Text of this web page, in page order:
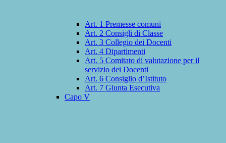
Art. 1 Premesse comuni
Art. 2 Consigli di Classe
Art. 3 Collegio dei Docenti
Art. 4 Dipartimenti
Art. 5 Comitato di valutazione per il
servizio dei Docenti
Art. 6 Consiglio d’Istituto
Art. 7 Giunta Esecutiva
Capo V